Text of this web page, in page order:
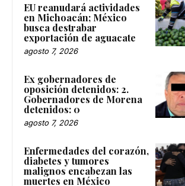
EU reanudará actividades
en Michoacán; México
busca destrabar
exportación de aguacate
agosto 7, 2026
Ex gobernadores de
oposición detenidos: 2.
Gobernadores de Morena
detenidos: 0
agosto 7, 2026
Enfermedades del corazón,
diabetes y tumores
malignos encabezan las
muertes en México